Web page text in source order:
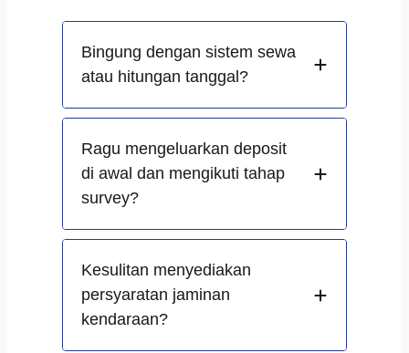
Bingung dengan sistem sewa
atau hitungan tanggal?
Ragu mengeluarkan deposit
di awal dan mengikuti tahap
survey?
Kesulitan menyediakan
persyaratan jaminan
kendaraan?